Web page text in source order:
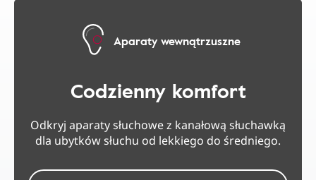
Aparaty wewnątrzuszne
Codzienny komfort
Odkryj aparaty słuchowe z kanałową słuchawką
dla ubytków słuchu od lekkiego do średniego.